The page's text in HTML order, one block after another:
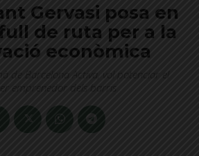
Gervasi posa en
de ruta per a la
econòmica
de Barcelona Activa, vol potenciar el
emprenedor dels barris